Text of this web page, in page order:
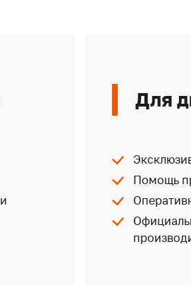
Для
Помощь